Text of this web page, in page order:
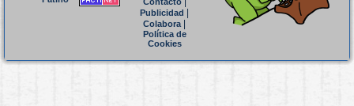
Publicidad
Colabora|
Política de
Cookies